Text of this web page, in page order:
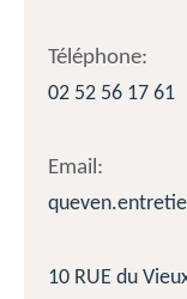
Téléphone:
02 52 56 17 61
Email:
10 RUE du